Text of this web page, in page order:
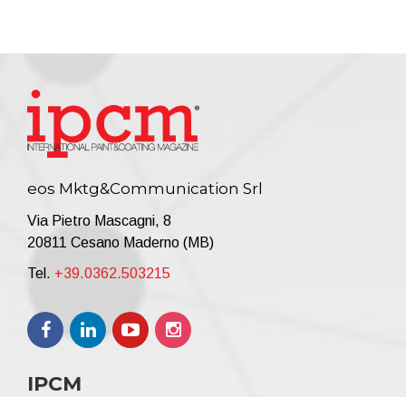
eos Mktg&Communication Srl
Via Pietro Mascagni, 8
20811 Cesano Maderno (MB)
Tel. +39.0362.503215
IPCM